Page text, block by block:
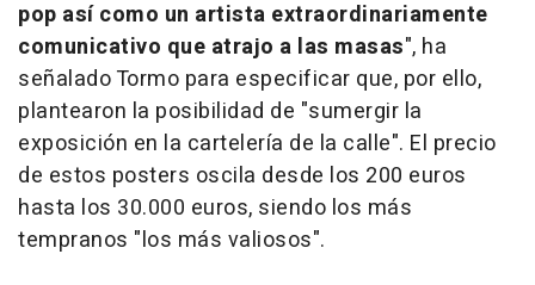
pop así como un artista extraordinariamente
comunicativo que atrajo a las masas", ha
señalado Tormo para especificar que, por ello,
plantearon la posibilidad de "sumergir la
exposición en la cartelería de la calle". El precio
de estos posters oscila desde los 200 euros
hasta los 30.000 euros, siendo los más
tempranos "los más valiosos".